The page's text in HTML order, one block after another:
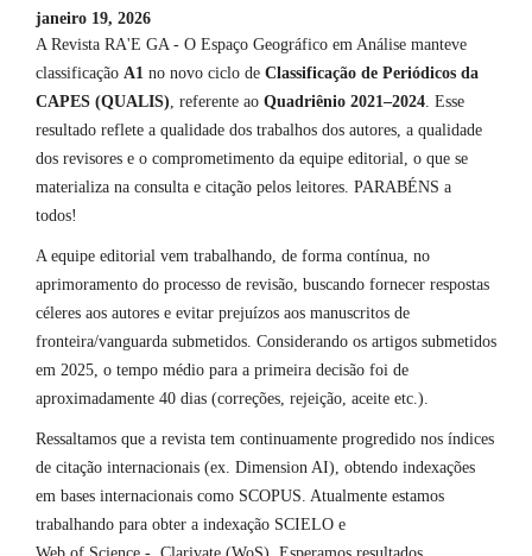
janeiro 19, 2026
A Revista RA'E GA - O Espaço Geográfico em Análise manteve
classificação A1 no novo ciclo de Classificação de Periódicos da
CAPES (QUALIS), referente ao Quadriênio 2021–2024. Esse
resultado reflete a qualidade dos trabalhos dos autores, a qualidade
dos revisores e o comprometimento da equipe editorial, o que se
materializa na consulta e citação pelos leitores. PARABÉNS a
todos!
A equipe editorial vem trabalhando, de forma contínua, no
aprimoramento do processo de revisão, buscando fornecer respostas
céleres aos autores e evitar prejuízos aos manuscritos de
fronteira/vanguarda submetidos. Considerando os artigos submetidos
em 2025, o tempo médio para a primeira decisão foi de
aproximadamente 40 dias (correções, rejeição, aceite etc.).
Ressaltamos que a revista tem continuamente progredido nos índices
de citação internacionais (ex. Dimension AI), obtendo indexações
em bases internacionais como SCOPUS. Atualmente estamos
trabalhando para obter a indexação SCIELO e